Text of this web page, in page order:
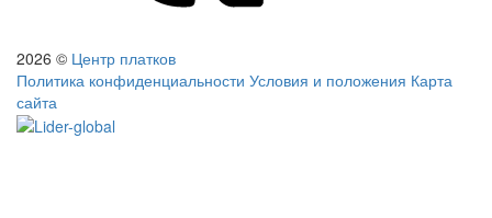
2026 © Центр платков
Политика конфиденциальности Условия и положения Карта
сайта